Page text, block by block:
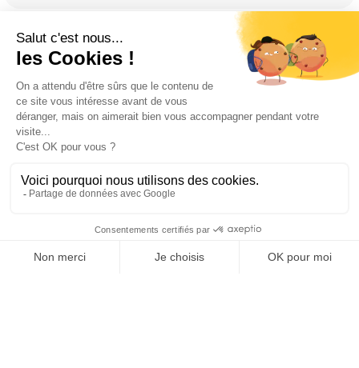
5 ZA de Chapeau
72190 Neuville sur Sarthe
E-mail : infos@villard-medical.com
Chariots & Guéridons
médicaux
Qui sommes nous ?